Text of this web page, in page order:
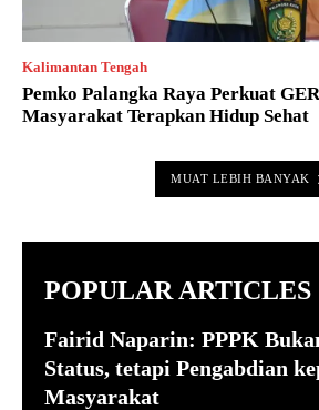
Kalimantan Tengah
Pemko Palangka Raya Perkuat
Masyarakat Terapkan Hidup Sehat
MUAT LEBIH BANYAK
POPULAR ARTICLES
Fairid Naparin: PPPK
Status, tetapi Pengabdian
Masyarakat